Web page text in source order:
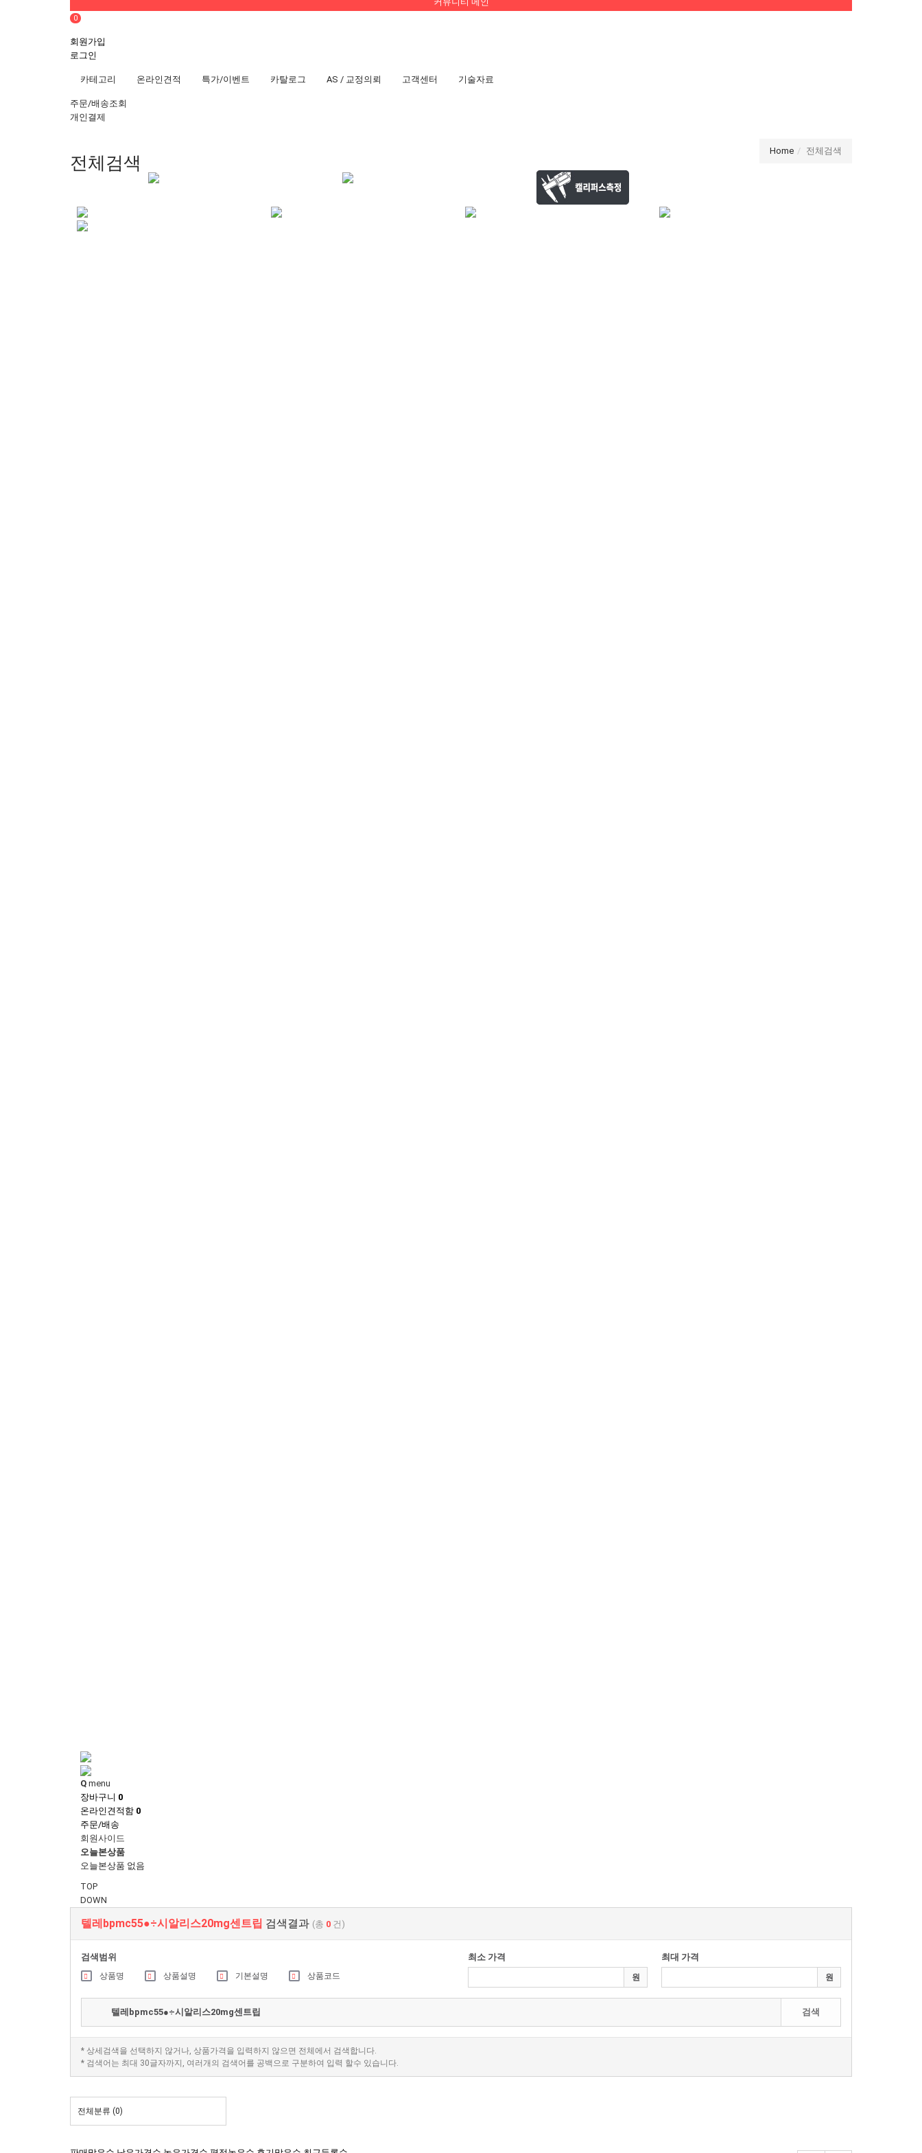
0
회원가입
로그인
카테고리 온라인견적 특가/이벤트 카탈로그 AS / 교정의뢰 고객센터 기술자료
주문/배송조회
개인결제
전체검색
Home 전체검색
Q menu
장바구니 0
온라인견적함 0
주문/배송
회원사이드
오늘본상품
오늘본상품 없음
TOP
DOWN
텔레bpmc55●÷시알리스20mg센트립 검색결과 (총 0 건)
검색범위
상품명 상품설명 기본설명 상품코드
최소 가격
원
최대 가격
원
검색
* 상세검색을 선택하지 않거나, 상품가격을 입력하지 않으면 전체에서 검색합니다.
* 검색어는 최대 30글자까지, 여러개의 검색어를 공백으로 구분하여 입력 할수 있습니다.
전체분류 (0)